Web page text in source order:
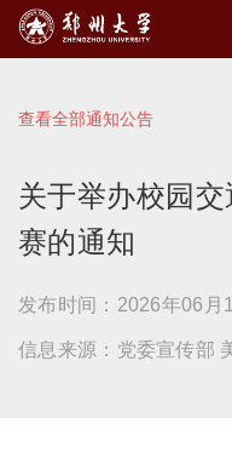
查看全部通知公告
关于举办校园
赛的通知
发布时间：2026年06月
信息来源：党委宣传部